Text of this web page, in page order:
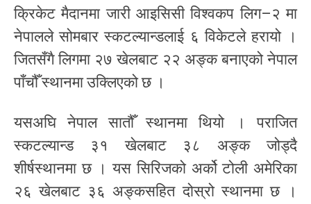
क्रिकेट मैदानमा जारी आइसिसी विश्वकप लिग–२ मा
नेपालले सोमबार स्कटल्यान्डलाई ६ विकेटले हरायो ।
जितसँगै लिगमा २७ खेलबाट २२ अङ्क बनाएको नेपाल
पाँचौँ स्थानमा उक्लिएको छ ।
यसअघि नेपाल सातौँ स्थानमा थियो । पराजित
स्कटल्यान्ड ३१ खेलबाट ३८ अङ्क जोड्दै
शीर्षस्थानमा छ । यस सिरिजको अर्को टोली अमेरिका
२६ खेलबाट ३६ अङ्कसहित दोस्रो स्थानमा छ ।